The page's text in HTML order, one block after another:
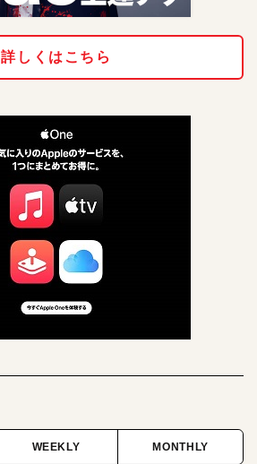
詳しくはこちら
WEEKLY MONTHLY